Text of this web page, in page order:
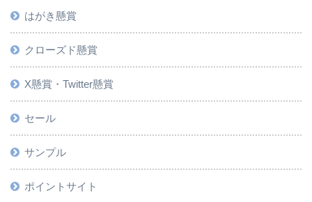
はがき懸賞
クローズド懸賞
X懸賞・Twitter懸賞
セール
サンプル
ポイントサイト